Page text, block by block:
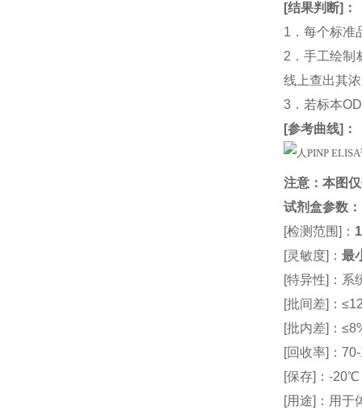
[结果判断]：
1．每个标准
2．手工绘制
线上查出其
3．若标本
[参考曲线]：
注意：本图
试剂盒参数 ：
[检测范围]：
[灵敏度]：最
[特异性]：系
[批间差]：
[批内差]：
[回收率]：
[保存]：-
[用途]：用于